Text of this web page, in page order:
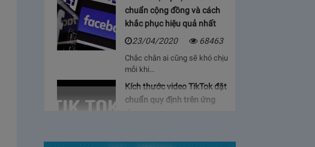
chuẩn cộng đồng và cách
khắc phục hiệu quả nhất
23/04/2020
68463
Chắc chắn ai cũng sẽ khó chịu
mỗi khi…
Kích thước video TikTok đặt
chuẩn quy định trên ứng